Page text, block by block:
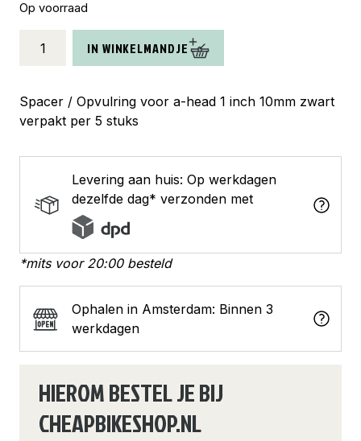
Op voorraad
Spacer
inch
10mm
aantal
IN WINKELMANDJE
Spacer / Opvulring voor a-head 1 inch 10mm zwart
verpakt per 5 stuks
Levering aan huis: Op werkdagen
dezelfde dag* verzonden met
*mits voor 20:00 besteld
Ophalen in Amsterdam: Binnen 3
werkdagen
HIEROM BESTEL JE BIJ
CHEAPBIKESHOP.NL